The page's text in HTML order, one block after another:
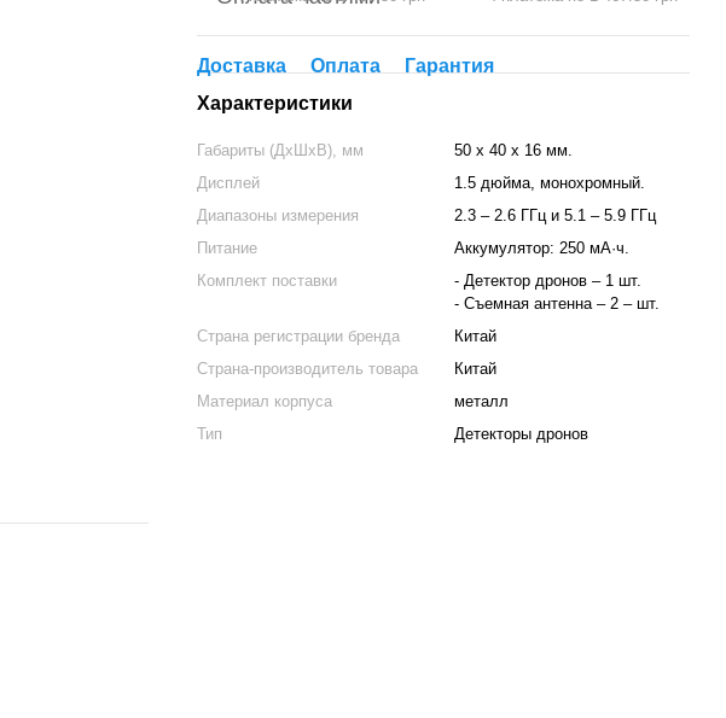
Доставка Оплата
Гарантия
Характеристики
Габариты (ДхШхВ), мм
50 х 40 х 16 мм.
Дисплей
1.5 дюйма, монохромный.
Диапазоны измерения
2.3 – 2.6 ГГц и 5.1 – 5.9 ГГц
Питание
Аккумулятор: 250 мА·ч.
Комплект поставки
- Детектор дронов – 1 шт.
- Съемная антенна – 2 – шт.
Страна регистрации бренда
Китай
Страна-производитель товара
Китай
Материал корпуса
металл
Тип
Детекторы дронов